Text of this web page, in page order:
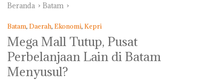
Beranda Batam
Batam, Daerah, Ekonomi, Kepri
Mega Mall Tutup, Pusat
Perbelanjaan Lain di Batam
Menyusul?